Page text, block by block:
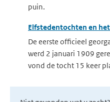
puin.
Elfstedentochten en
De eerste officieel
werd 2 januari 1909
vond de tocht 15 keer